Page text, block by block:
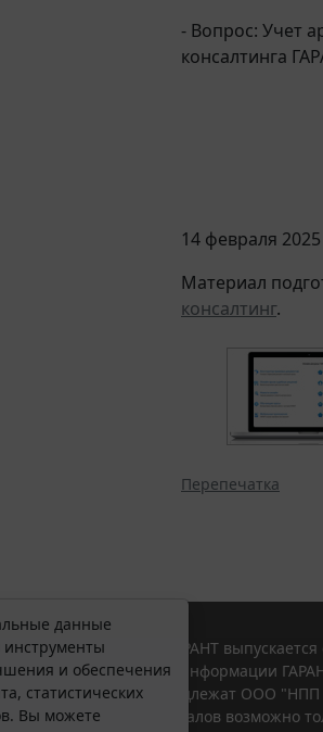
- Вопрос: Учет
консалтинга
14 февраля 2025
Материал
консалтинг.
Перепечатка
данные
инструменты
и обеспечения
статистических
Вы можете
2026. Система ГАРАНТ
ассоциации правовой информации
сайта ГАРАНТ.РУ принадлежат ООО
материалов возможно